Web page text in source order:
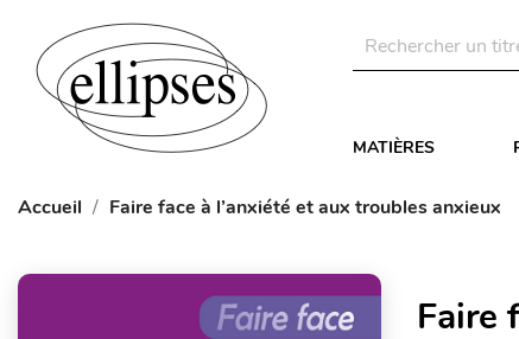
MATIÈRES
Accueil Faire face à l’anxiété et aux troubles anxieux
Faire